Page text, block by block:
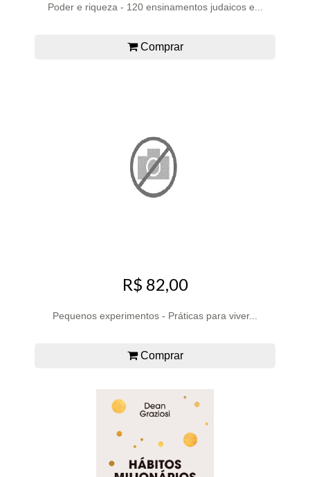
Poder e riqueza - 120 ensinamentos judaicos e...
Comprar
R$ 82,00
Pequenos experimentos - Práticas para viver...
Comprar